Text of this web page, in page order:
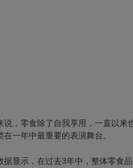
说，零食除了自我享用，一直以来
一年中最重要的表演舞台。
据显示，在过去3年中，整体零食